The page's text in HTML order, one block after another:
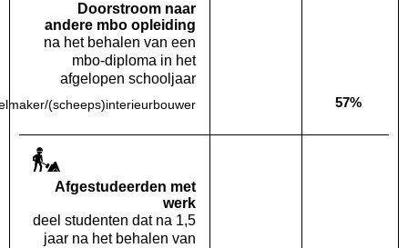
Doorstroom naar
andere mbo opleiding
na het behalen van een
mbo-diploma in het
afgelopen schooljaar
(scheeps)interieurbouwer Deze opleiding:
Geen waarde bekendLandelijk
57%
Af­gestudeerden met
werk
deel studenten dat na 1,5
jaar na het behalen van